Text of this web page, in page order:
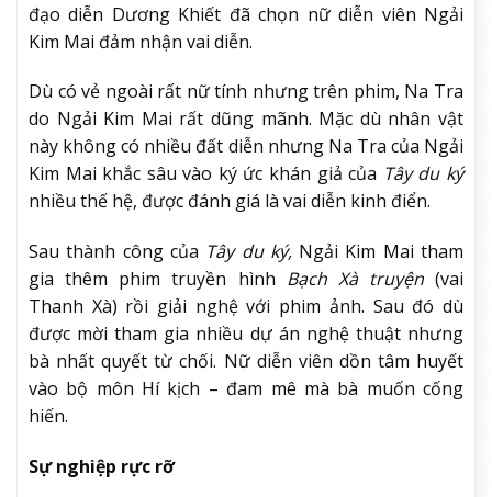
đạo diễn Dương Khiết đã chọn nữ diễn viên Ngải
Kim Mai đảm nhận vai diễn.
Dù có vẻ ngoài rất nữ tính nhưng trên phim, Na Tra
do Ngải Kim Mai rất dũng mãnh. Mặc dù nhân vật
này không có nhiều đất diễn nhưng Na Tra của Ngải
Kim Mai khắc sâu vào ký ức khán giả của Tây du ký
nhiều thế hệ, được đánh giá là vai diễn kinh điển.
Sau thành công của Tây du ký,Ngải Kim Mai tham
gia thêm phim truyền hình Bạch Xà truyện(vai
Thanh Xà) rồi giải nghệ với phim ảnh. Sau đó dù
được mời tham gia nhiều dự án nghệ thuật nhưng
bà nhất quyết từ chối. Nữ diễn viên dồn tâm huyết
vào bộ môn Hí kịch – đam mê mà bà muốn cống
hiến.
Sự nghiệp rực rỡ